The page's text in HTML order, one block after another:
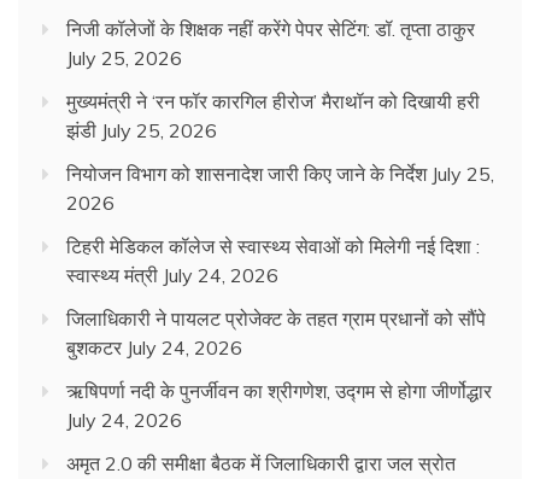
निजी कॉलेजों के शिक्षक नहीं करेंगे पेपर सेटिंग: डॉ. तृप्ता ठाकुर
July 25, 2026
मुख्यमंत्री ने ‘रन फॉर कारगिल हीरोज’ मैराथॉन को दिखायी हरी
झंडी July 25, 2026
नियोजन विभाग को शासनादेश जारी किए जाने के निर्देश July 25,
2026
टिहरी मेडिकल कॉलेज से स्वास्थ्य सेवाओं को मिलेगी नई दिशा :
स्वास्थ्य मंत्री July 24, 2026
जिलाधिकारी ने पायलट प्रोजेक्ट के तहत ग्राम प्रधानों को सौंपे
बुशकटर July 24, 2026
ऋषिपर्णा नदी के पुनर्जीवन का श्रीगणेश, उद्गम से होगा जीर्णोद्धार
July 24, 2026
अमृत 2.0 की समीक्षा बैठक में जिलाधिकारी द्वारा जल स्रोत